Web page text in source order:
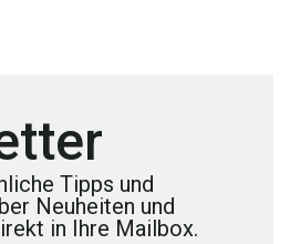
Tipps und
Neuheiten und
in Ihre Mailbox.